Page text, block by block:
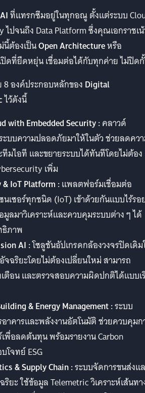
AIที่แทรกซึมอยู่ในทุกอณู ตั้งแต่ระบบ
ไปจนถึง Data Platform ซึ่งคุณเอกราชเ
นี้ต้องเป็นOpen Architectureหรือ
ดที่ยืดหยุ่น เชื่อมต่อได้กับทุกค่าย ไม่ปิด
8 องค์ประกอบหลักของ Digital
ไว้ดังนี้
with Embedded Security :คลาวด์
บบความปลอดภัยมาให้ในตัว ช่วยลดคว
ทีมไอที และขยายระบบได้ทันทีโดยไม่ต้อง
เพิ่ม
IoT Platform :แพลตฟอร์มเชื่อมต่อ
เซอร์ทุกชนิด (IoT) เข้าด้วยกันแบบไร้รอ
มูลมาวิเคราะห์และควบคุมระบบต่าง ๆ ได้
ธิภาพ
AI :โซลูชันอัปเกรดกล้องวงจรปิดเดิ
จฉริยะโดยไม่ต้องเปลี่ยนใหม่ สามารถ
เตือน และตรวจสอบความผิดปกติได้แบบเ
& Energy Management :ระบบ
าคารและพลังงานอัตโนมัติ ช่วยควบคุมก
พื่อลดต้นทุน พร้อมรายงาน Carbon
โจทย์ ESG
& Supply Chain :ระบบจัดการขนส่งแ
ยะ ใช้ข้อมูล Telemetric วิเคราะห์เส้นท